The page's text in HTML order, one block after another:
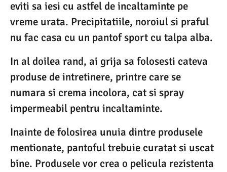
eviti sa iesi cu astfel de incaltaminte pe
vreme urata. Precipitatiile, noroiul si praful
nu fac casa cu un pantof sport cu talpa alba.
In al doilea rand, ai grija sa folosesti cateva
produse de intretinere, printre care se
numara si crema incolora, cat si spray
impermeabil pentru incaltaminte.
Inainte de folosirea unuia dintre produsele
mentionate, pantoful trebuie curatat si uscat
bine. Produsele vor crea o pelicula rezistenta